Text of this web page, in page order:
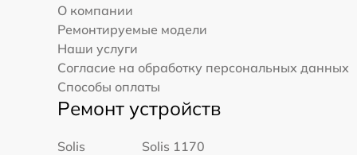
О компании
Ремонтируемые модели
Наши услуги
Согласие на обработку персональных данных
Способы оплаты
Ремонт устройств
Solis
Solis 1170